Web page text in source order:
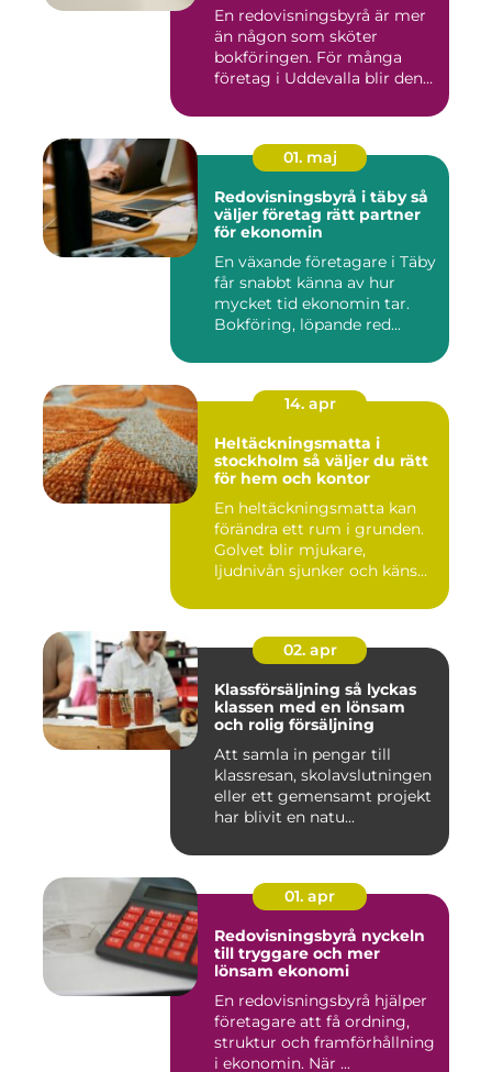
En redovisningsbyrå är mer
än någon som sköter
bokföringen. För många
företag i Uddevalla blir den
01. maj
Redovisningsbyrå i täby så
väljer företag rätt partner
för ekonomin
En växande företagare i Täby
får snabbt känna av hur
mycket tid ekonomin tar.
Bokföring, löpande red...
14. apr
Heltäckningsmatta i
stockholm så väljer du rätt
för hem och kontor
En heltäckningsmatta kan
förändra ett rum i grunden.
Golvet blir mjukare,
ljudnivån sjunker och käns...
02. apr
Klassförsäljning så lyckas
klassen med en lönsam
och rolig försäljning
Att samla in pengar till
klassresan, skolavslutningen
eller ett gemensamt projekt
har blivit en natu...
01. apr
Redovisningsbyrå nyckeln
till tryggare och mer
lönsam ekonomi
En redovisningsbyrå hjälper
företagare att få ordning,
struktur och framförhållning
i ekonomin. När ...